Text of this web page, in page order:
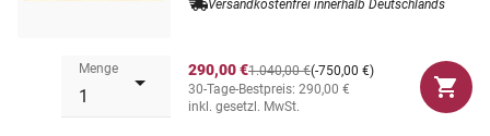
Versandkostenfrei innerhalb Deutschlands
Menge 290,00 € (-750,00 €)
1.040,00 €
30-Tage-Bestpreis: 290,00 €
inkl. gesetzl. MwSt.